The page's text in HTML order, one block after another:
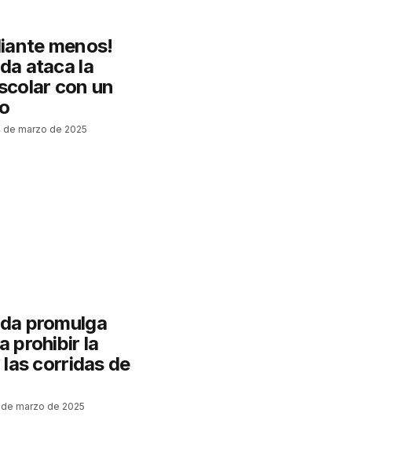
menos!
ataca la
con un
de marzo de 2025
promulga
prohibir la
corridas de
de marzo de 2025